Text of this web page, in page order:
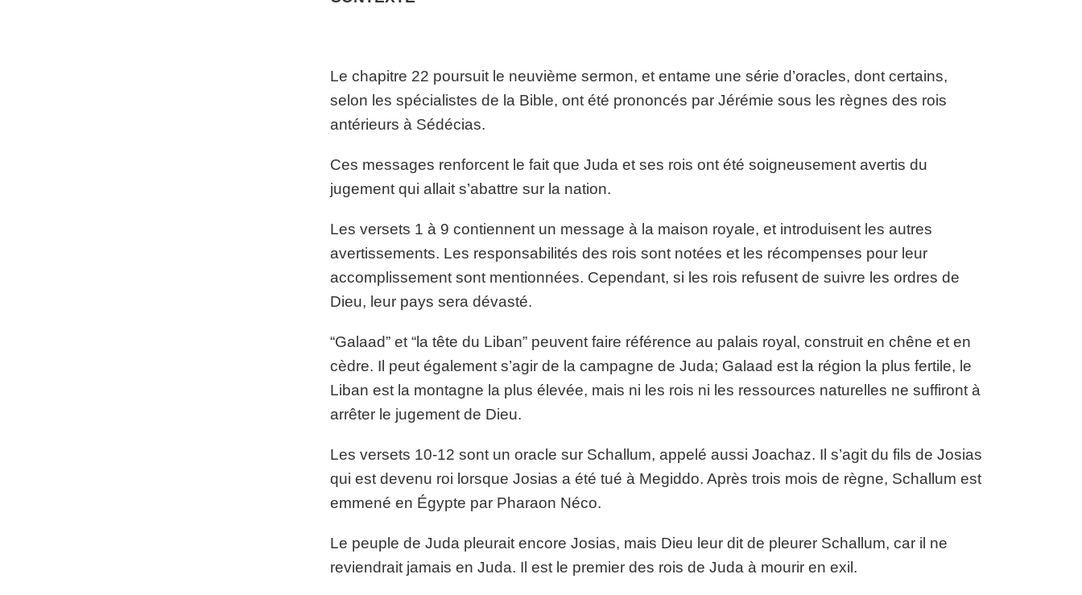
Le chapitre 22 poursuit le neuvième sermon, et entame une série d’oracles, dont certains,
selon les spécialistes de la Bible, ont été prononcés par Jérémie sous les règnes des rois
antérieurs à Sédécias.
Ces messages renforcent le fait que Juda et ses rois ont été soigneusement avertis du
jugement qui allait s’abattre sur la nation.
Les versets 1 à 9 contiennent un message à la maison royale, et introduisent les autres
avertissements. Les responsabilités des rois sont notées et les récompenses pour leur
accomplissement sont mentionnées. Cependant, si les rois refusent de suivre les ordres de
Dieu, leur pays sera dévasté.
“Galaad” et “la tête du Liban” peuvent faire référence au palais royal, construit en chêne et en
cèdre. Il peut également s’agir de la campagne de Juda; Galaad est la région la plus fertile, le
Liban est la montagne la plus élevée, mais ni les rois ni les ressources naturelles ne suffiront à
arrêter le jugement de Dieu.
Les versets 10-12 sont un oracle sur Schallum, appelé aussi Joachaz. Il s’agit du fils de Josias
qui est devenu roi lorsque Josias a été tué à Megiddo. Après trois mois de règne, Schallum est
emmené en Égypte par Pharaon Néco.
Le peuple de Juda pleurait encore Josias, mais Dieu leur dit de pleurer Schallum, car il ne
reviendrait jamais en Juda. Il est le premier des rois de Juda à mourir en exil.